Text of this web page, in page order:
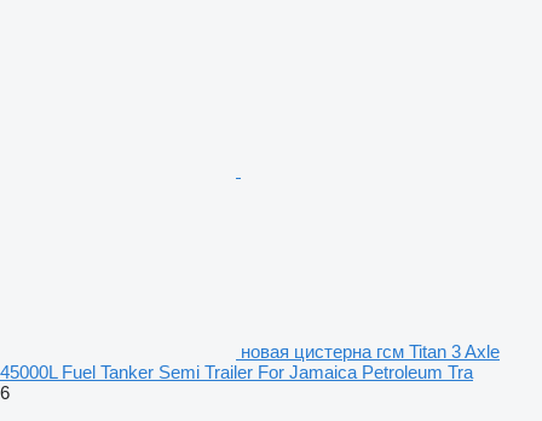
новая цистерна гсм Titan 3 Axle
45000L Fuel Tanker Semi Trailer For Jamaica Petroleum Tra
6